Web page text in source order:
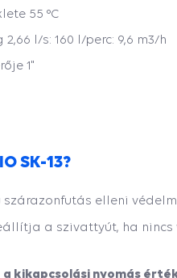
55 °C
l/s: 160 l/perc: 9,6 m3/h
1"
SK-13?
szárazonfutás elleni
a szivattyút, ha
a kikapcsolási nyomás